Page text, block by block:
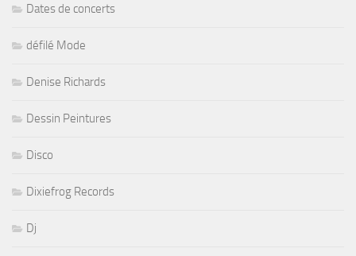
Dates de concerts
défilé Mode
Denise Richards
Dessin Peintures
Disco
Dixiefrog Records
Dj